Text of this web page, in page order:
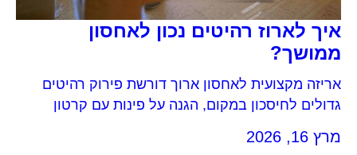
איך לארוז רהיטים נכון לאחסון
ממושך?
אריזה מקצועית לאחסון ארוך דורשת פירוק רהיטים
גדולים לחיסכון במקום, הגנה על פינות עם קרטון
השימוש בניילון נצמד.
מרץ 16, 2026